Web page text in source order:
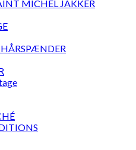
MICHEL JAKKER